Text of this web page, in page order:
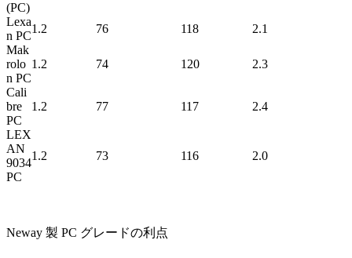
(PC)
Lexa
n PC
1.2 76 118 2.1
Mak
rolo
n PC
1.2 74 120 2.3
Cali
bre
PC
1.2 77 117 2.4
LEX
AN
9034
PC
1.2 73 116 2.0
Neway 製 PC グレードの利点